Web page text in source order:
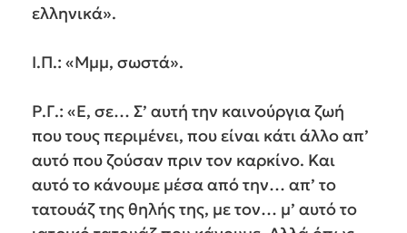
ελληνικά».
Ι.Π.: «Μμμ, σωστά».
Ρ.Γ.: «Ε, σε… Σ’ αυτή την καινούργια ζωή
που τους περιμένει, που είναι κάτι άλλο απ’
αυτό που ζούσαν πριν τον καρκίνο. Και
αυτό το κάνουμε μέσα από την… απ’ το
τατουάζ της θηλής της, με τον… μ’ αυτό το